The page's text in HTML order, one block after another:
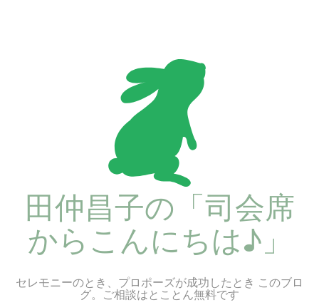
田仲昌子の「司会席
からこんにちは♪」
セレモニーのとき、プロポーズが成功したとき このブロ
グ。ご相談はとことん無料です